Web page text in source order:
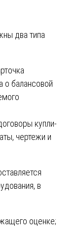
два типа
о балансовой
купли-
чертежи и
в
оценке;